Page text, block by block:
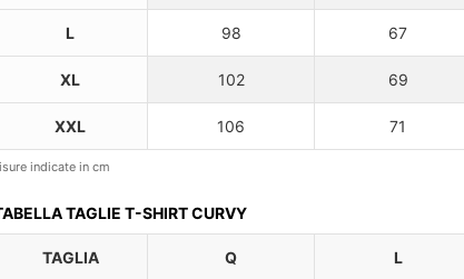
L 98 67
XL 102 69
XXL 106 71
indicate in cm
TAGLIE T-SHIRT CURVY
TAGLIA Q L